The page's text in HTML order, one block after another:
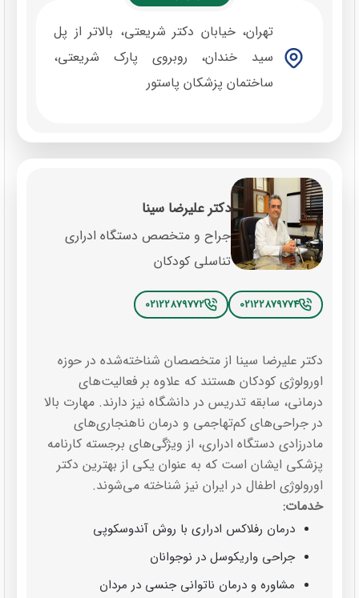
تهران، خیابان دکتر شریعتی، بالاتر از پل
سید خندان، روبروی پارک شریعتی،
ساختمان پزشکان پاستور
دکتر علیرضا سینا
جراح و متخصص دستگاه ادراری
تناسلی کودکان
02122879774
02122879772
دکتر علیرضا سینا از متخصصان شناخته‌شده در حوزه
اورولوژی کودکان هستند که علاوه بر فعالیت‌های
درمانی، سابقه تدریس در دانشگاه نیز دارند. مهارت بالا
در جراحی‌های کم‌تهاجمی و درمان ناهنجاری‌های
مادرزادی دستگاه ادراری، از ویژگی‌های برجسته کارنامه
پزشکی ایشان است که به عنوان یکی از بهترین دکتر
اورولوژی اطفال در ایران نیز شناخته می‌شوند.
خدمات:
درمان رفلاکس ادراری با روش آندوسکوپی
جراحی واریکوسل در نوجوانان
مشاوره و درمان ناتوانی جنسی در مردان